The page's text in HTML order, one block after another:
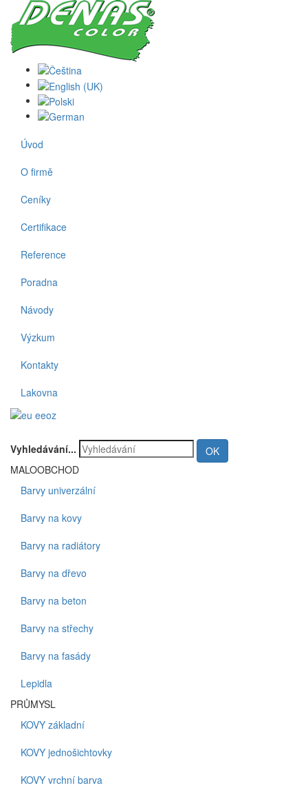
Úvod
O firmě
Ceníky
Certifikace
Reference
Poradna
Návody
Výzkum
Kontakty
Lakovna
Vyhledávání...
OK
MALOOBCHOD
Barvy univerzální
Barvy na kovy
Barvy na radiátory
Barvy na dřevo
Barvy na beton
Barvy na střechy
Barvy na fasády
Lepidla
PRŮMYSL
KOVY základní
KOVY jednošichtovky
KOVY vrchní barva